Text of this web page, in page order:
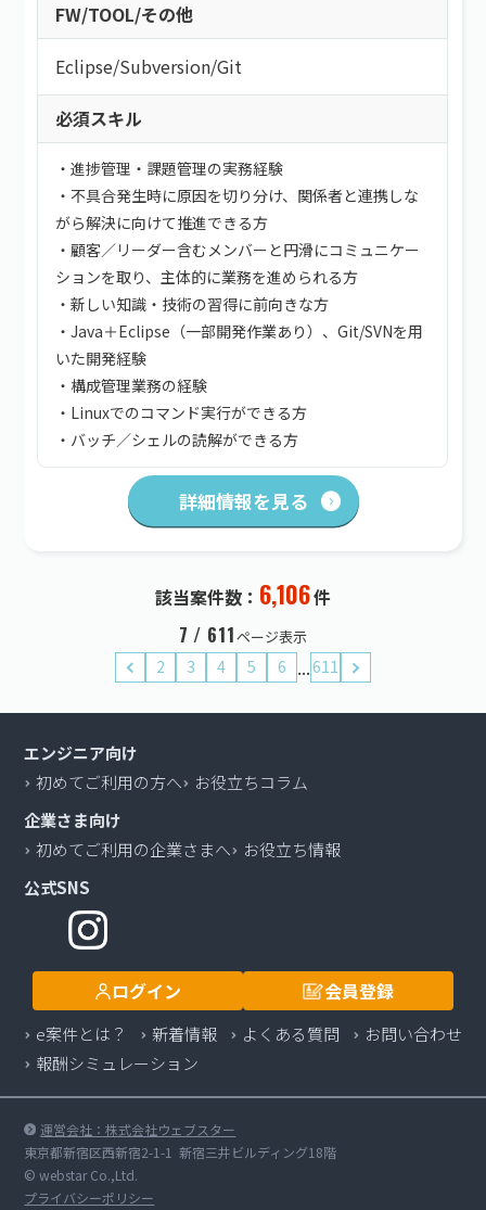
FW/TOOL/その他
Eclipse/Subversion/Git
必須スキル
・進捗管理・課題管理の実務経験
・不具合発生時に原因を切り分け、関係者と連携しな
がら解決に向けて推進できる方
・顧客／リーダー含むメンバーと円滑にコミュニケー
ションを取り、主体的に業務を進められる方
・新しい知識・技術の習得に前向きな方
・Java＋Eclipse（一部開発作業あり）、Git/SVNを用
いた開発経験
・構成管理業務の経験
・Linuxでのコマンド実行ができる方
・バッチ／シェルの読解ができる方
詳細情報を見る
該当案件数： 6,106件
7 / 611ページ表示
2 3 4 5 6 ...611
エンジニア向け
初めてご利用の方へ
お役立ちコラム
企業さま向け
初めてご利用の企業さまへ
お役立ち情報
公式SNS
ログイン 会員登録
e案件とは？ 新着情報 よくある質問
お問い合わせ
報酬シミュレーション
運営会社：株式会社ウェブスター
東京都新宿区西新宿2-1-1 新宿三井ビルディング18階
© webstar Co.,Ltd.
プライバシーポリシー